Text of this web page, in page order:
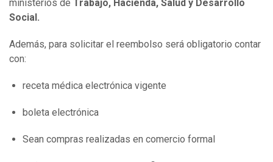
ministerios de Trabajo, Hacienda, Salud y Desarrollo
Social.
Además, para solicitar el reembolso será obligatorio contar
con:
receta médica electrónica vigente
boleta electrónica
Sean compras realizadas en comercio formal